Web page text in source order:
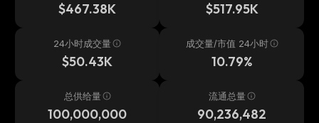
$467.38K $517.95K
24小时成交量
$50.43K
成交量/市值 24小时
10.79%
总供给量
100,000,000
流通总量
90,236,482